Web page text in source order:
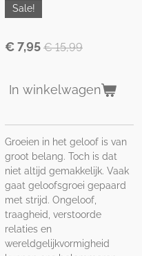
Sale!
€ 7,95 € 15,99
In winkelwagen
Groeien in het geloof is van
groot belang. Toch is dat
niet altijd gemakkelijk. Vaak
gaat geloofsgroei gepaard
met strijd. Ongeloof,
traagheid, verstoorde
relaties en
wereldgelijkvormigheid